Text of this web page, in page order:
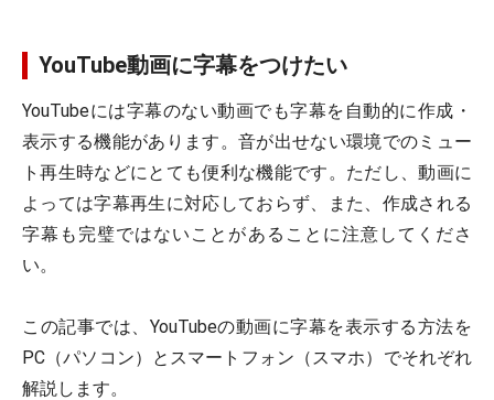
YouTube動画に字幕をつけたい
YouTubeには字幕のない動画でも字幕を自動的に作成・
表示する機能があります。音が出せない環境でのミュー
ト再生時などにとても便利な機能です。ただし、動画に
よっては字幕再生に対応しておらず、また、作成される
字幕も完璧ではないことがあることに注意してくださ
い。
この記事では、YouTubeの動画に字幕を表示する方法を
PC（パソコン）とスマートフォン（スマホ）でそれぞれ
解説します。